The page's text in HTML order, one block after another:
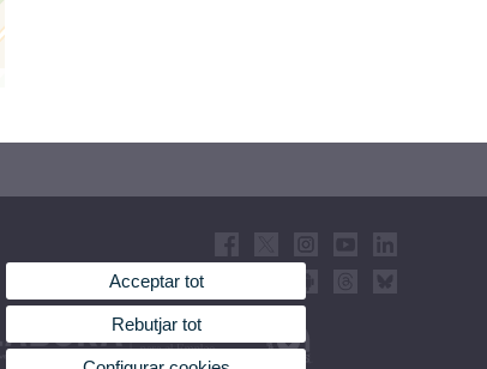
Acceptar tot
Rebutjar tot